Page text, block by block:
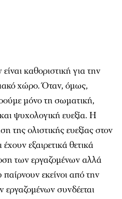
καθοριστική για την
χώρο. Όταν, όµως,
µόνο τη σωµατική,
ψυχολογική ευεξία. Η
της ολιστικής ευεξίας στον
εξαιρετικά θετικά
των εργαζοµένων αλλά
εκείνοι από την
εργαζοµένων συνδέεται